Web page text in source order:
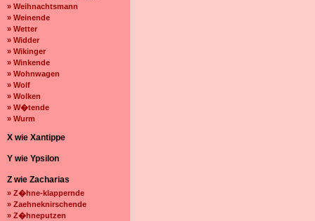
» Weihnachtsmann
» Weinende
» Wetter
» Widder
» Wikinger
» Winkende
» Wohnwagen
» Wolf
» Wolken
» W�tende
» Wurm
X wie Xantippe
Y wie Ypsilon
Z wie Zacharias
» Z�hne-klappernde
» Zaehneknirschende
» Z�hneputzen